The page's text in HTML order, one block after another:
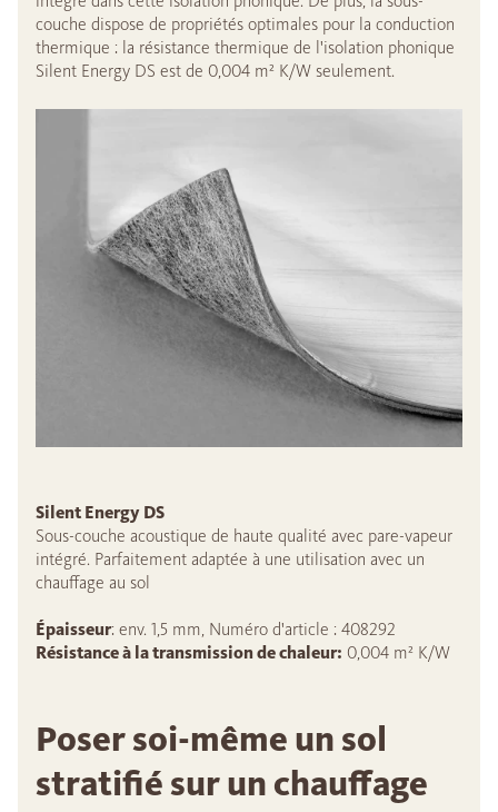
couche dispose de propriétés optimales pour la conduction
thermique : la résistance thermique de l'isolation phonique
Silent Energy DS est de 0,004 m² K/W seulement.
Silent Energy DS
Sous-couche acoustique de haute qualité avec pare-vapeur
intégré. Parfaitement adaptée à une utilisation avec un
chauffage au sol
Épaisseur: env. 1,5 mm, Numéro d'article : 408292
Résistance à la transmission de chaleur: 0,004 m² K/W
Poser soi-même un sol
stratifié sur un chauffage